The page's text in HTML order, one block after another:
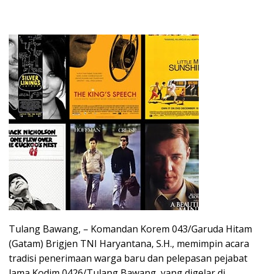
Tulang Bawang, – Komandan Korem 043/Garuda Hitam
(Gatam) Brigjen TNI Haryantana, S.H., memimpin acara
tradisi penerimaan warga baru dan pelepasan pejabat